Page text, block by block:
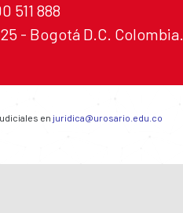
511 888
- Bogotá D.C. Colombia.
en juridica@urosario.edu.co